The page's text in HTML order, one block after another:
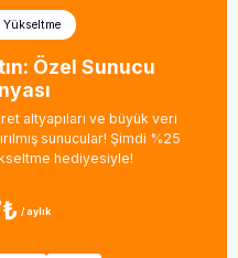
Yükseltme
Özel Sunucu
altyapıları ve büyük veri
sunucular! Şimdi %25
hediyesiyle!
/ aylık